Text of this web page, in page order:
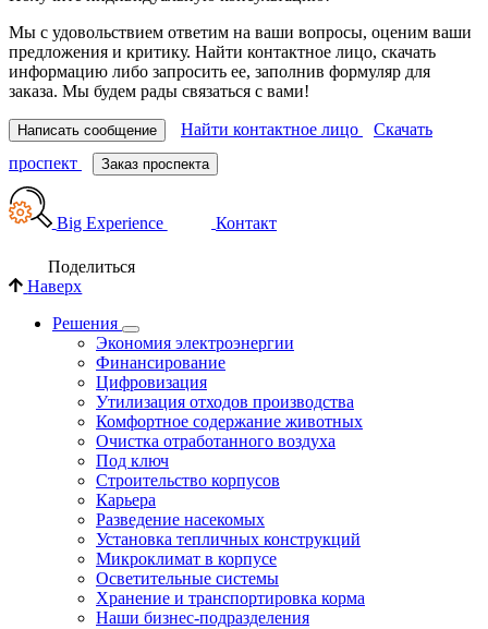
Мы с удовольствием ответим на ваши вопросы, оценим ваши
предложения и критику. Найти контактное лицо, скачать
информацию либо запросить ее, заполнив формуляр для
заказа. Мы будем рады связаться с вами!
Написать сообщение Найти контактное лицо
Скачать
проспект
Заказ проспекта
Big Experience Контакт
Поделиться
Наверх
Решения
Экономия электроэнергии
Финансирование
Цифровизация
Утилизация отходов производства
Комфортное содержание животных
Очистка отработанного воздуха
Под ключ
Строительство корпусов
Карьера
Разведение насекомых
Установка тепличных конструкций
Микроклимат в корпусе
Осветительные системы
Хранение и транспортировка корма
Наши бизнес-подразделения